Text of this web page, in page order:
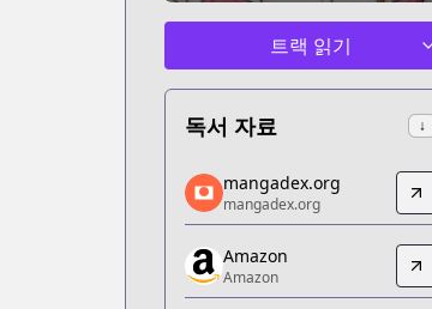
트랙 읽기
독서 자료 ↓
mangadex.org
mangadex.org
https://mangadex.org/title/
Amazon
Amazon
mangadex.org
mangadex.org
Amazon
Amazon